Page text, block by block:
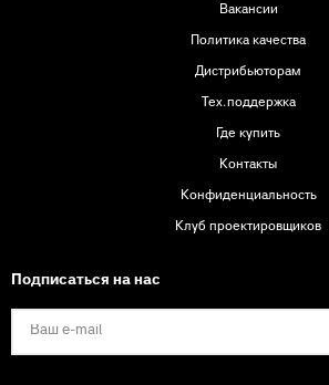
Вакансии
Политика качества
Дистрибьюторам
Тех.поддержка
Где купить
Контакты
Конфиденциальность
Клуб проектировщиков
Подписаться на нас